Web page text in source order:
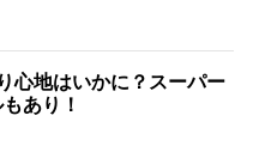
心地はいかに？スーパー
あり！